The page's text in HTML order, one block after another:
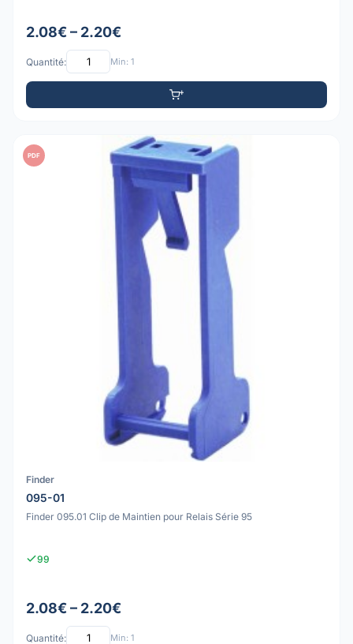
2.08€ – 2.20€
Quantité: Min: 1
PDF
Finder
095-01
Finder 095.01 Clip de Maintien pour Relais Série 95
99
2.08€ – 2.20€
Quantité: Min: 1